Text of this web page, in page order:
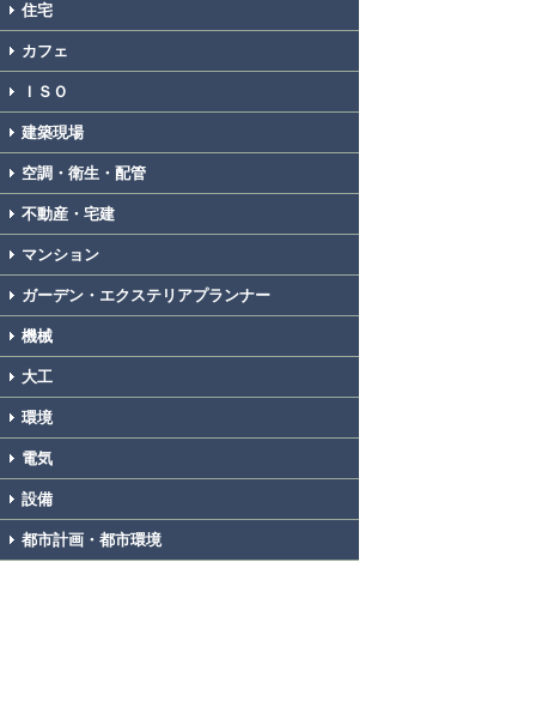
住宅
カフェ
ＩＳＯ
建築現場
空調・衛生・配管
不動産・宅建
マンション
ガーデン・エクステリアプランナー
機械
大工
環境
電気
設備
都市計画・都市環境